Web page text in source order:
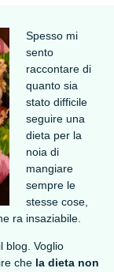
Spesso mi
sento
raccontare di
quanto sia
stato difficile
seguire una
dieta per la
noia di
mangiare
sempre le
stesse cose,
ra insaziabile.
blog. Voglio
che la dieta non